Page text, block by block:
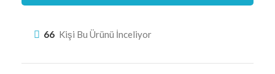
66 Kişi Bu Ürünü İnceliyor